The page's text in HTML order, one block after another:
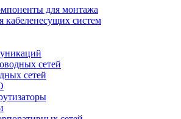
для монтажа
кабеленесущих систем
сетей
сетей